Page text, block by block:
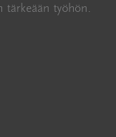
tärkeään työhön.